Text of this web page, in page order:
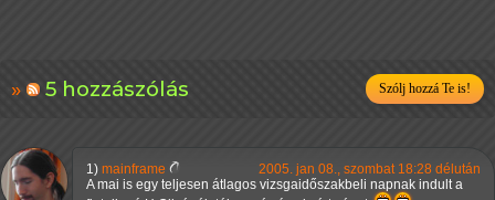
5 hozzászólás Szólj hozzá Te is!
1) mainframe
2005. jan 08., szombat 18:28 délután
A mai is egy teljesen átlagos vizsgaidőszakbeli napnak indult a